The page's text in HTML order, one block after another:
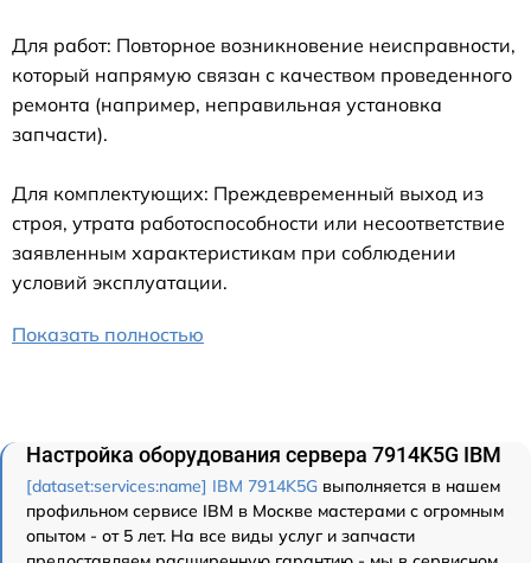
Для работ: Повторное возникновение неисправности,
который напрямую связан с качеством проведенного
ремонта (например, неправильная установка
запчасти).
Для комплектующих: Преждевременный выход из
строя, утрата работоспособности или несоответствие
заявленным характеристикам при соблюдении
условий эксплуатации.
Показать полностью
Настройка оборудования сервера 7914K5G IBM
[dataset:services:name] IBM 7914K5G выполняется в нашем
профильном сервисе IBM в Москве мастерами с огромным
опытом - от 5 лет. На все виды услуг и запчасти